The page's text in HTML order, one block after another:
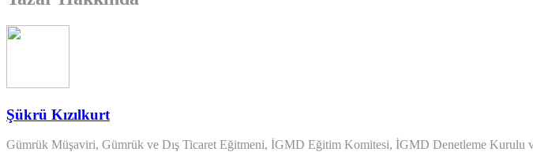
Şükrü Kızılkurt
Gümrük Müşaviri, Gümrük ve Dış Ticaret Eğitmeni, İGMD Eğitim Komitesi, İGMD Denetleme Kurulu